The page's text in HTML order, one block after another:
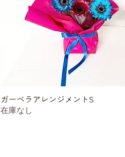
クイックビュー
ガーベラアレンジメントS
在庫なし